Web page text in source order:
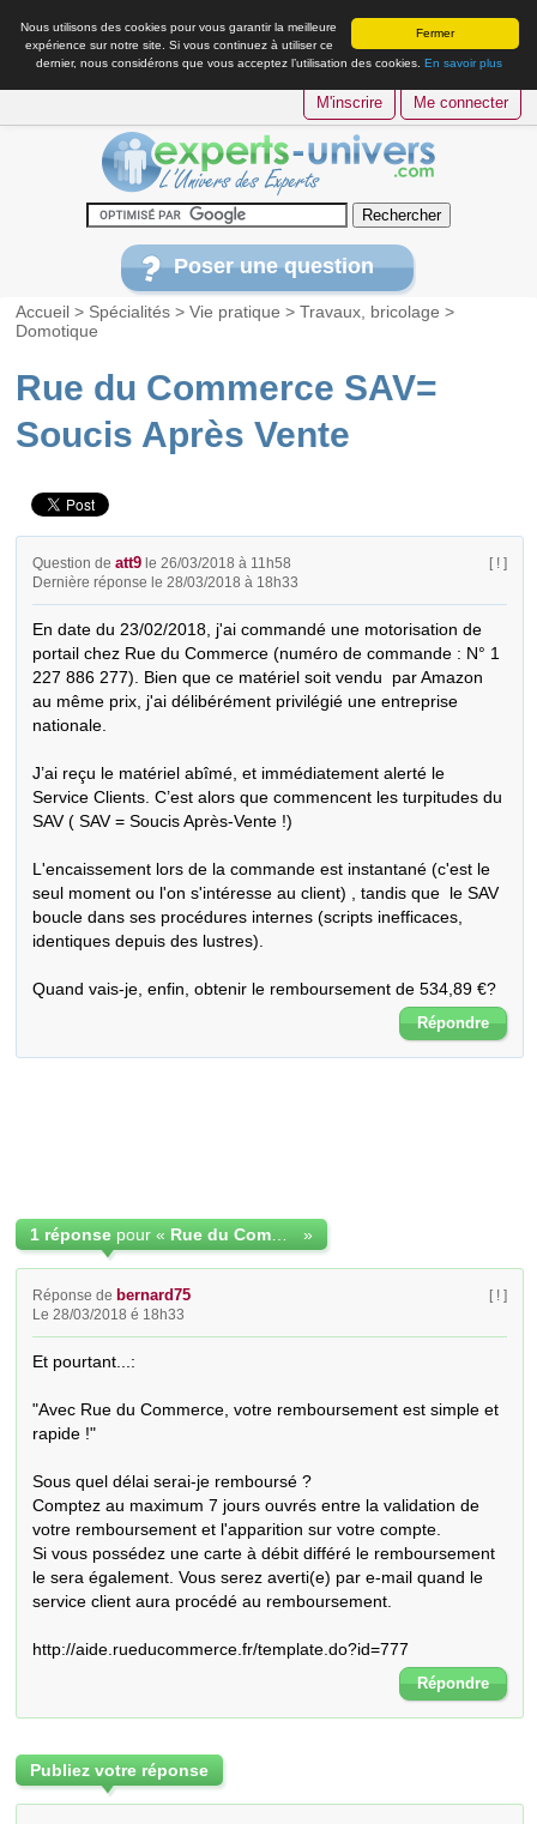
Fermer
Nous utilisons des cookies pour vous garantir la meilleure
expérience sur notre site. Si vous continuez à utiliser ce
dernier, nous considérons que vous acceptez l’utilisation des cookies. En savoir plus
M'inscrire Me connecter
Poser une question
Accueil > Spécialités >Vie pratique >Travaux, bricolage >
Domotique
Rue du Commerce SAV=
Soucis Après Vente
Question deatt9 le 26/03/2018 à 11h58
Dernière réponse le 28/03/2018 à 18h33
[ ! ]
En date du 23/02/2018, j'ai commandé une motorisation de
portail chez Rue du Commerce (numéro de commande : N° 1
227 886 277). Bien que ce matériel soit vendu  par Amazon
au même prix, j'ai délibérément privilégié une entreprise
nationale.
J’ai reçu le matériel abîmé, et immédiatement alerté le
Service Clients. C’est alors que commencent les turpitudes du
SAV ( SAV = Soucis Après-Vente !)
L'encaissement lors de la commande est instantané (c'est le
seul moment ou l'on s'intéresse au client) , tandis que  le SAV
boucle dans ses procédures internes (scripts inefficaces,
identiques depuis des lustres).
Quand vais-je, enfin, obtenir le remboursement de 534,89 €?
Répondre
1 réponse pour « »
Réponse de bernard75
Le 28/03/2018 é 18h33
[ ! ]
Et pourtant...:
"Avec Rue du Commerce, votre remboursement est simple et
rapide !"
Sous quel délai serai-je remboursé ?
Comptez au maximum 7 jours ouvrés entre la validation de
votre remboursement et l'apparition sur votre compte.
Si vous possédez une carte à débit différé le remboursement
le sera également. Vous serez averti(e) par e-mail quand le
service client aura procédé au remboursement.
http://aide.rueducommerce.fr/template.do?id=777
Répondre
Publiez votre réponse